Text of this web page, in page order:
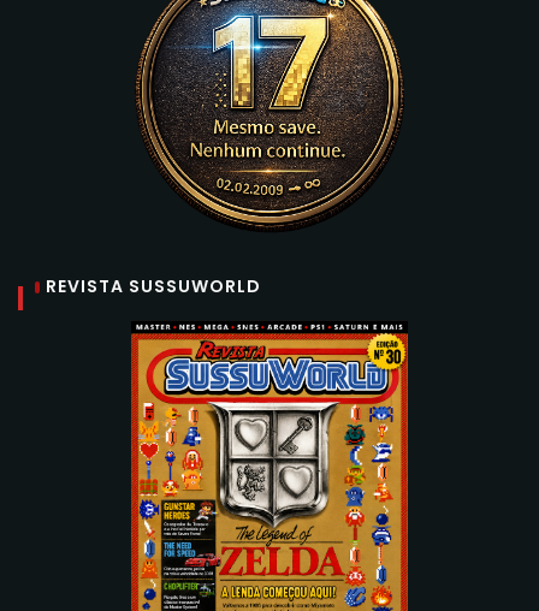
REVISTA SUSSUWORLD